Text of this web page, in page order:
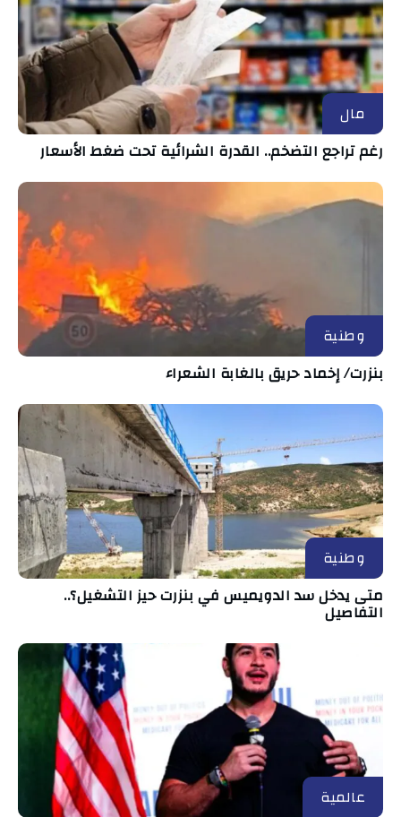
مال
رغم تراجع التضخم.. القدرة الشرائية تحت ضغط الأسعار
وطنية
بنزرت/ إخماد حريق بالغابة الشعراء
وطنية
متى يدخل سد الدويميس في بنزرت حيز التشغيل؟..
التفاصيل
عالمية